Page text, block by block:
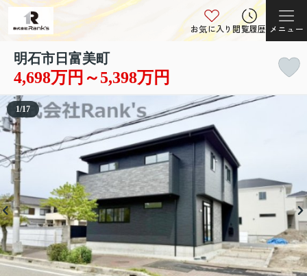
お気に入り閲覧履歴 メニュー
明石市日富美町
4,698万円～5,398万円
1/17